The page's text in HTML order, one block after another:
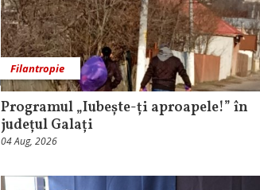
Filantropie
Programul „Iubește-ți aproapele!” în
județul Galați
04 Aug, 2026